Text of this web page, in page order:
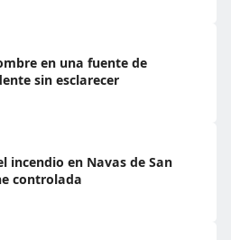
en una fuente de
sin esclarecer
incendio en Navas de San
controlada